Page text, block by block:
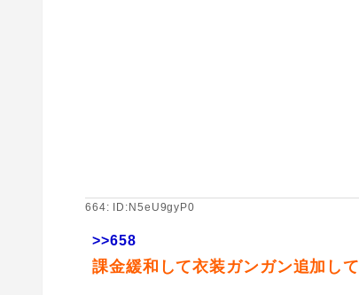
664: ID:N5eU9gyP0
>>658
課金緩和して衣装ガンガン追加し